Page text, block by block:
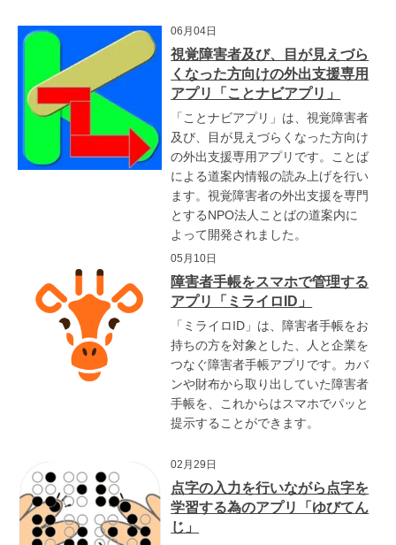
06月04日
視覚障害者及び、目が見えづら
くなった方向けの外出支援専用
アプリ「ことナビアプリ」
「ことナビアプリ」は、視覚障害者
及び、目が見えづらくなった方向け
の外出支援専用アプリです。ことば
による道案内情報の読み上げを行い
ます。視覚障害者の外出支援を専門
とするNPO法人ことばの道案内に
よって開発されました。
05月10日
障害者手帳をスマホで管理する
アプリ「ミライロID」
「ミライロID」は、障害者手帳をお
持ちの方を対象とした、人と企業を
つなぐ障害者手帳アプリです。カバ
ンや財布から取り出していた障害者
手帳を、これからはスマホでパッと
提示することができます。
02月29日
点字の入力を行いながら点字を
学習する為のアプリ「ゆびてん
じ」